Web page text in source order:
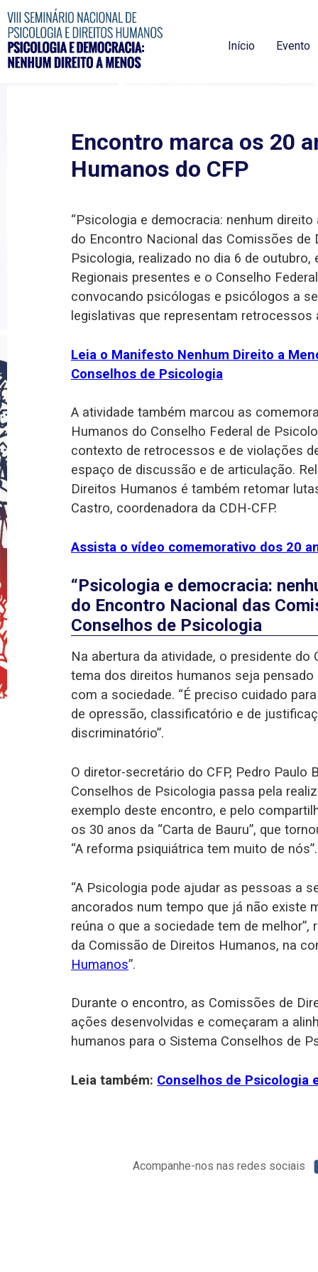
Início Evento
Encontro marca os 20
Humanos do CFP
“Psicologia e democracia: nenhum
do Encontro Nacional das Comissões
Psicologia, realizado no dia 6 de
Regionais presentes e o Conselho
convocando psicólogas e psicólogos a
legislativas que representam
Leia o Manifesto Nenhum Direito a
Conselhos de Psicologia
A atividade também marcou as
Humanos do Conselho Federal de
contexto de retrocessos e de violações
espaço de discussão e de articulação.
Direitos Humanos é também retomar
Castro, coordenadora da CDH-CFP.
Assista o vídeo comemorativo dos 20
“Psicologia e democracia:
do Encontro Nacional das
Conselhos de Psicologia
Na abertura da atividade, o presidente do
tema dos direitos humanos seja
com a sociedade. “É preciso cuidado
de opressão, classificatório e de
discriminatório”.
O diretor-secretário do CFP, Pedro
Conselhos de Psicologia passa pela
exemplo deste encontro, e pelo
os 30 anos da “Carta de Bauru”, que
“A reforma psiquiátrica tem muito de nós”.
“A Psicologia pode ajudar as pessoas a
ancorados num tempo que já não existe
reúna o que a sociedade tem de
da Comissão de Direitos Humanos, na
Humanos”.
Durante o encontro, as Comissões de
ações desenvolvidas e começaram a
humanos para o Sistema Conselhos de
Leia também: Conselhos de Psicologia
Acompanhe-nos nas redes sociais